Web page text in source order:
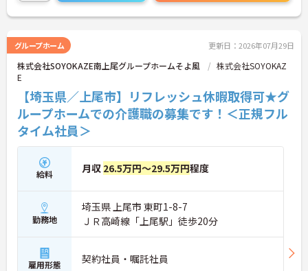
グループホーム 更新日：2026年07月29日
株式会社SOYOKAZE南上尾グループホームそよ風
株式会社SOYOKAZ
E
【埼玉県／上尾市】リフレッシュ休暇取得可★グ
ループホームでの介護職の募集です！＜正規フル
タイム社員＞
給料 月収 26.5万円～29.5万円程度
勤務地
埼玉県 上尾市 東町1-8-7
ＪＲ高崎線「上尾駅」徒歩20分
雇用形態 契約社員・嘱託社員